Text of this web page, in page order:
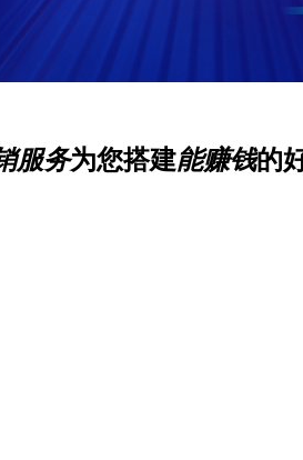
服务为您搭建能赚钱的